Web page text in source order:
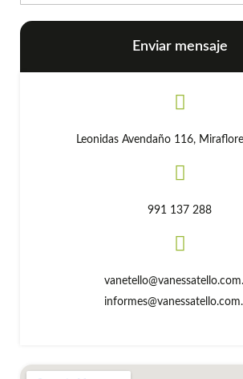
Enviar mensaje
Leonidas Avendaño 116,
991 137 288